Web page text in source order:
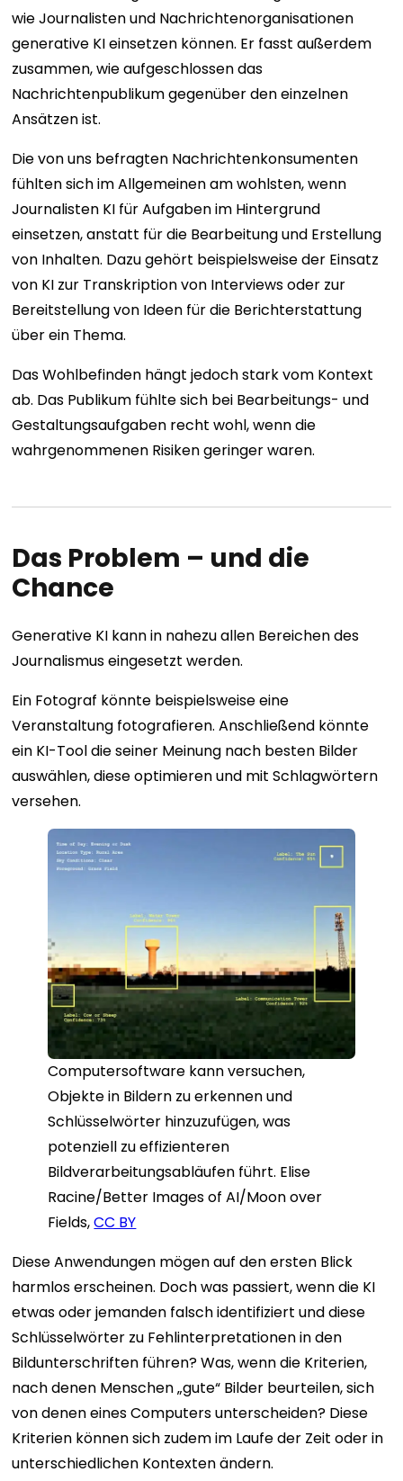
wie Journalisten und Nachrichtenorganisationen
generative KI einsetzen können. Er fasst außerdem
zusammen, wie aufgeschlossen das
Nachrichtenpublikum gegenüber den einzelnen
Ansätzen ist.
Die von uns befragten Nachrichtenkonsumenten
fühlten sich im Allgemeinen am wohlsten, wenn
Journalisten KI für Aufgaben im Hintergrund
einsetzen, anstatt für die Bearbeitung und Erstellung
von Inhalten. Dazu gehört beispielsweise der Einsatz
von KI zur Transkription von Interviews oder zur
Bereitstellung von Ideen für die Berichterstattung
über ein Thema.
Das Wohlbefinden hängt jedoch stark vom Kontext
ab. Das Publikum fühlte sich bei Bearbeitungs- und
Gestaltungsaufgaben recht wohl, wenn die
wahrgenommenen Risiken geringer waren.
Das Problem – und die
Chance
Generative KI kann in nahezu allen Bereichen des
Journalismus eingesetzt werden.
Ein Fotograf könnte beispielsweise eine
Veranstaltung fotografieren. Anschließend könnte
ein KI-Tool die seiner Meinung nach besten Bilder
auswählen, diese optimieren und mit Schlagwörtern
versehen.
Computersoftware kann versuchen,
Objekte in Bildern zu erkennen und
Schlüsselwörter hinzuzufügen, was
potenziell zu effizienteren
Bildverarbeitungsabläufen führt. Elise
Racine/Better Images of AI/Moon over
Fields,CC BY
Diese Anwendungen mögen auf den ersten Blick
harmlos erscheinen. Doch was passiert, wenn die KI
etwas oder jemanden falsch identifiziert und diese
Schlüsselwörter zu Fehlinterpretationen in den
Bildunterschriften führen? Was, wenn die Kriterien,
nach denen Menschen „gute“ Bilder beurteilen, sich
von denen eines Computers unterscheiden? Diese
Kriterien können sich zudem im Laufe der Zeit oder in
unterschiedlichen Kontexten ändern.